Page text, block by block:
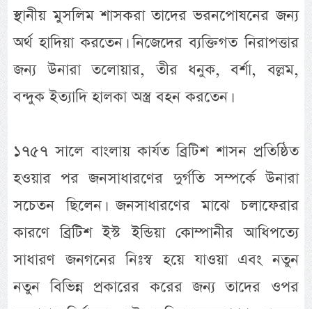
স্থানীয় মুসলিম শাসকরা তাদের ভরনপোষনের জন্য
অর্থ হাদিয়া করতেন। নিজেদের ব্যক্তিগত নিরাপত্তার
জন্য উনারা তলোয়ার, তীর ধনুক, বর্শা, বল্লম,
বন্দুক ইত্যাদি হালকা অস্ত্র বহন করতেন।
১৭৫৭ সালে বাংলায় কার্যত ব্রিটিশ শাসন প্রতিষ্ঠিত
হওয়ার পর জনসাধারণের দুর্গতি সম্পর্কে উনারা
সচেতন ছিলেন। জনসাধারণের মাঝে চলাফেরার
কারণে ব্রিটিশ ইস্ট ইন্ডিয়া কোম্পানীর আধিপত্যে
সাধারণ জনগনের নিঃস্ব হয়ে যাওয়া এবং নতুন
নতুন বিভিন্ন প্রকারের করের জন্য তাদের ওপর